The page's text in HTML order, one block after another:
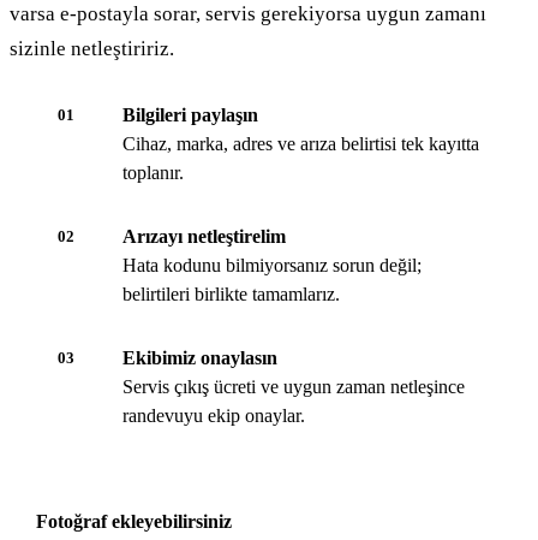
varsa e-postayla sorar, servis gerekiyorsa uygun zamanı
sizinle netleştiririz.
01
Bilgileri paylaşın
Cihaz, marka, adres ve arıza belirtisi tek kayıtta
toplanır.
02
Arızayı netleştirelim
Hata kodunu bilmiyorsanız sorun değil;
belirtileri birlikte tamamlarız.
03
Ekibimiz onaylasın
Servis çıkış ücreti ve uygun zaman netleşince
randevuyu ekip onaylar.
Fotoğraf ekleyebilirsiniz